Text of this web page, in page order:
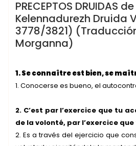
WICCA ☽✪☾
PRECEPTOS DRUIDAS
Kelennadurezh Druida
3778/3821)
Morganna)
1. Se connaître est bien, se
1. Conocerse es bueno, el
2. C’est par l’exercice que tu
de la volonté, par l’exercice
2. Es a través del ejercicio que